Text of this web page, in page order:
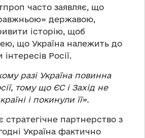
часто заявляє, що
державою,
історію, щоб
що Україна належить до
Росії.
разі Україна повинна
тому що ЄС і Захід не
і покинули її».
стратегічне партнерство з
Україна фактично